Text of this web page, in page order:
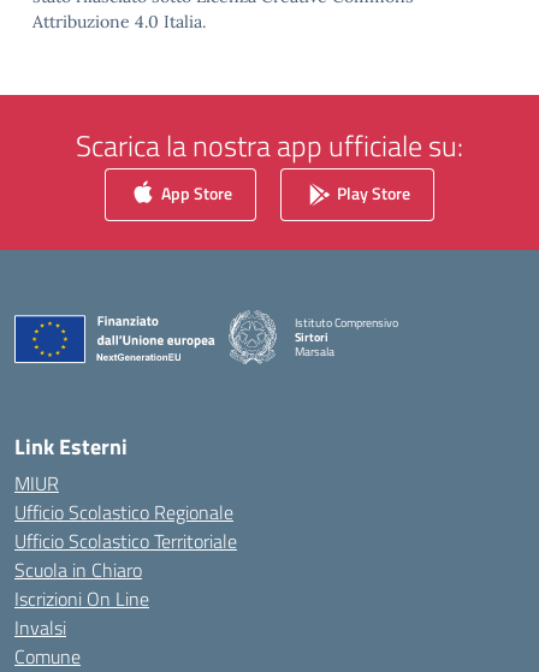
Attribuzione 4.0 Italia.
Scarica la nostra app ufficiale su:
App Store Play Store
Istituto Comprensivo
Sirtori
Marsala
Link Esterni
MIUR
Ufficio Scolastico Regionale
Ufficio Scolastico Territoriale
Scuola in Chiaro
Iscrizioni On Line
Invalsi
Comune